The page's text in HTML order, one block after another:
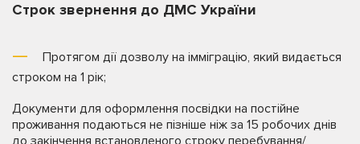
Строк звернення до ДМС України
Протягом дії дозволу на імміграцію, який видається
строком на 1 рік;
Документи для оформлення посвідки на постійне
проживання подаються не пізніше ніж за 15 робочих днів
до закінчення встановленого строку перебування/